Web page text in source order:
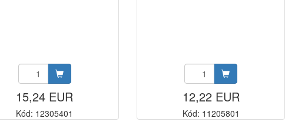
15,24 EUR
Kód: 12305401
12,22 EUR
Kód: 11205801